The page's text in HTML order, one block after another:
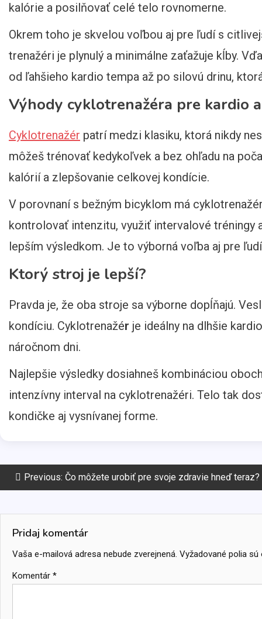
kalórie a posilňovať celé telo rovnomerne.
Okrem toho je skvelou voľbou aj pre ľudí s
trenažéri je plynulý a minimálne zaťažuje kĺby.
od ľahšieho kardio tempa až po silovú drinu,
Výhody cyklotrenažéra pre kardio
Cyklotrenažér patrí medzi klasiku, ktorá nikdy
môžeš trénovať kedykoľvek a bez ohľadu na
kalórií a zlepšovanie celkovej kondície.
V porovnaní s bežným bicyklom má
kontrolovať intenzitu, využiť intervalové
lepším výsledkom. Je to výborná voľba aj pre
Ktorý stroj je lepší?
Pravda je, že oba stroje sa výborne dopĺňajú.
kondíciu. Cyklotrenažér je ideálny na dlhšie
náročnom dni.
Najlepšie výsledky dosiahneš kombináciou
intenzívny interval na cyklotrenažéri. Telo tak
kondičke aj vysnívanej forme.
Navigácia
článku
Previous: Čo môžete urobiť pre svoje zdravie hneď teraz?
Pridaj komentár
Vaša e-mailová adresa nebude zverejnená. Vyžadované polia
Komentár *